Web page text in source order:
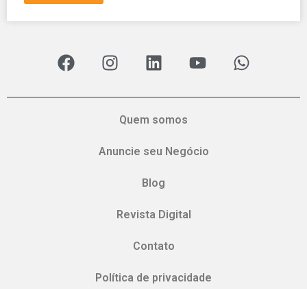
Quem somos
Anuncie seu Negócio
Blog
Revista Digital
Contato
Política de privacidade